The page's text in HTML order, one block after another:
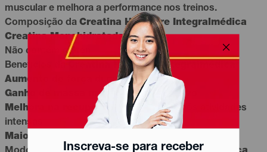
Inscreva-se para receber
muscular e melhora a performance nos treinos.
Composição da Creatina Hardcore Integralmédica
Creatina Monohidratada
Não contém glúten
Benefícios da
Creatina Hardcore Integralmédica
Aumento de força
durante os treinos
Ganho de massa musculara longo prazo
Melhora na recuperação muscular
após atividades
intensas
Maior resistência